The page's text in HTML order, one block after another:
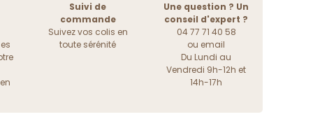
Suivi de
commande
Suivez vos colis en
toute sérénité
Une question ? Un
conseil d'expert ?
04 77 71 40 58
ou email
Du Lundi au
Vendredi 9h-12h et
14h-17h